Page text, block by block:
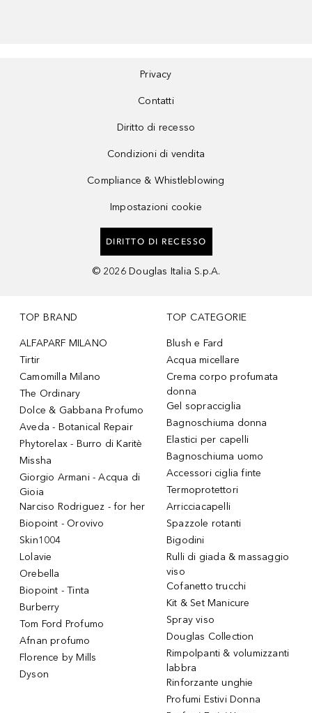
Privacy
Contatti
Diritto di recesso
Condizioni di vendita
Compliance & Whistleblowing
Impostazioni cookie
DIRITTO DI RECESSO
© 2026 Douglas Italia S.p.A.
TOP BRAND
ALFAPARF MILANO
Tirtir
Camomilla Milano
The Ordinary
Dolce & Gabbana Profumo
Aveda - Botanical Repair
Phytorelax - Burro di Karitè
Missha
Giorgio Armani - Acqua di
Gioia
Narciso Rodriguez - for her
Biopoint - Orovivo
Skin1004
Lolavie
Orebella
Biopoint - Tinta
Burberry
Tom Ford Profumo
Afnan profumo
Florence by Mills
Dyson
TOP CATEGORIE
Blush e Fard
Acqua micellare
Crema corpo profumata
donna
Gel sopracciglia
Bagnoschiuma donna
Elastici per capelli
Bagnoschiuma uomo
Accessori ciglia finte
Termoprotettori
Arricciacapelli
Spazzole rotanti
Bigodini
Rulli di giada & massaggio
viso
Cofanetto trucchi
Kit & Set Manicure
Spray viso
Douglas Collection
Rimpolpanti & volumizzanti
labbra
Rinforzante unghie
Profumi Estivi Donna